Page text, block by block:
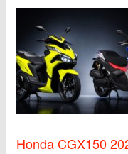
Honda CGX150